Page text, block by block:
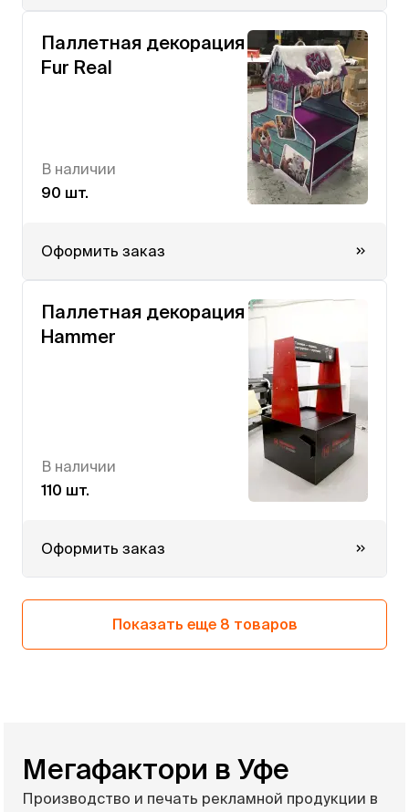
Паллетная декорация
Fur Real
В наличии
90 шт.
Оформить заказ
Паллетная декорация
Hammer
В наличии
110 шт.
Оформить заказ
Показать еще 8 товаров
Мегафактори в Уфе
Производство и печать рекламной продукции в